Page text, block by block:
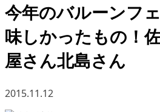
今年のバルーンフ
味しかったもの！
屋さん北島さん
2015.11.12